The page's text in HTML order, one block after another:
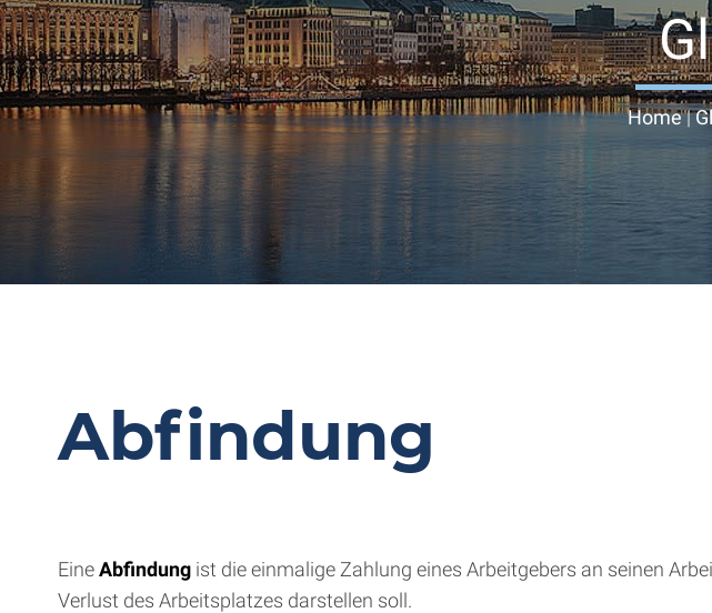
Home|
Abfindung
EineAbfindung ist die einmalige Zahlung eines Arbeitgebers an seinen
Verlust des Arbeitsplatzes darstellen soll.